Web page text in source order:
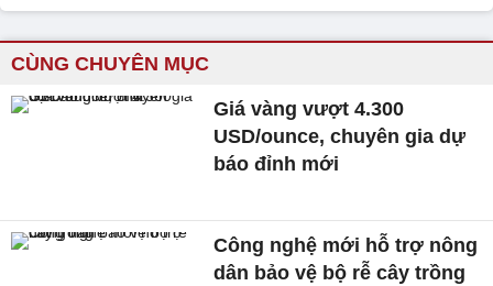
CÙNG CHUYÊN MỤC
Giá vàng vượt 4.300
USD/ounce, chuyên gia dự
báo đỉnh mới
Công nghệ mới hỗ trợ nông
dân bảo vệ bộ rễ cây trồng